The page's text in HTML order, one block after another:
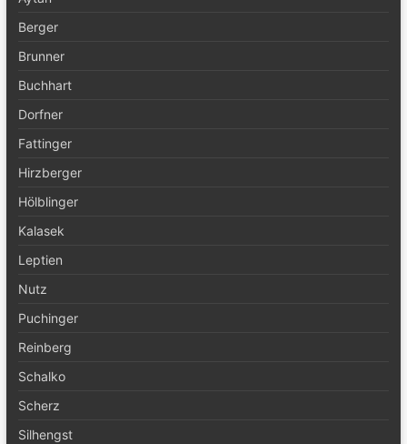
Berger
Brunner
Buchhart
Dorfner
Fattinger
Hirzberger
Hölblinger
Kalasek
Leptien
Nutz
Puchinger
Reinberg
Schalko
Scherz
Silhengst